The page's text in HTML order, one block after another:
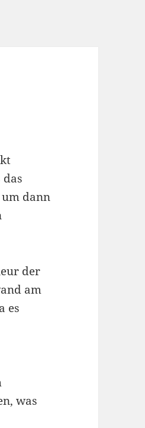
um dann
der
am
es
was